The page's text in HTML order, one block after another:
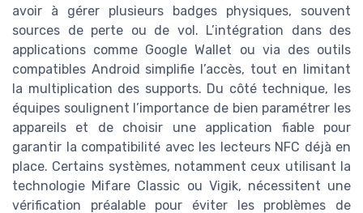
avoir à gérer plusieurs badges physiques, souvent
sources de perte ou de vol. L’intégration dans des
applications comme Google Wallet ou via des outils
compatibles Android simplifie l’accès, tout en limitant
la multiplication des supports. Du côté technique, les
équipes soulignent l’importance de bien paramétrer les
appareils et de choisir une application fiable pour
garantir la compatibilité avec les lecteurs NFC déjà en
place. Certains systèmes, notamment ceux utilisant la
technologie Mifare Classic ou Vigik, nécessitent une
vérification préalable pour éviter les problèmes de